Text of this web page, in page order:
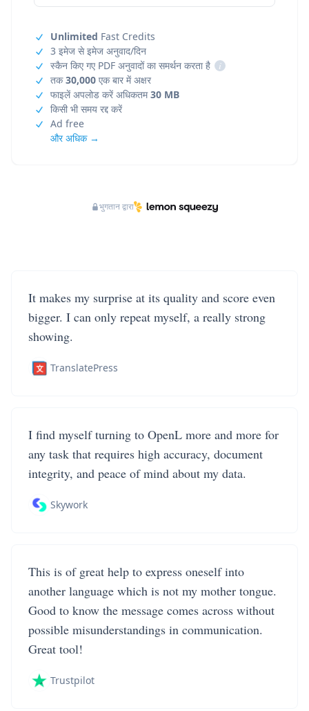
Unlimited Fast Credits
3 इमेज से इमेज अनुवाद/दिन
स्कैन किए गए PDF अनुवादों का समर्थन करता है
i
तक30,000 एक बार में अक्षर
फाइलें अपलोड करें अधिकतम30 MB
किसी भी समय रद्द करें
Ad free
और अधिक →
भुगतान द्वारा
It makes my surprise at its quality and score even
bigger. I can only repeat myself, a really strong
showing.
TranslatePress
I find myself turning to OpenL more and more for
any task that requires high accuracy, document
integrity, and peace of mind about my data.
Skywork
This is of great help to express oneself into
another language which is not my mother tongue.
Good to know the message comes across without
possible misunderstandings in communication.
Great tool!
Trustpilot